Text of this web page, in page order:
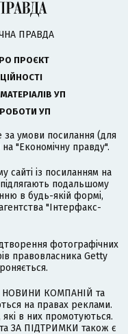
ПРАВДА
ПРОЄКТ
УП
УП
за умови посилання (для
"Економічну правду".
сайті із посиланням на
подальшому
в будь-якій формі,
"Інтерфакс-
фотографічних
правовласника Getty
НОВИНИ КОМПАНІЙ та
на правах реклами.
в них промотуються.
ЗА ПІДТРИМКИ також є